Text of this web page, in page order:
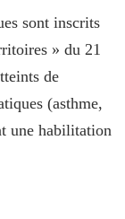
sont inscrits
» du 21
de
(asthme,
une habilitation